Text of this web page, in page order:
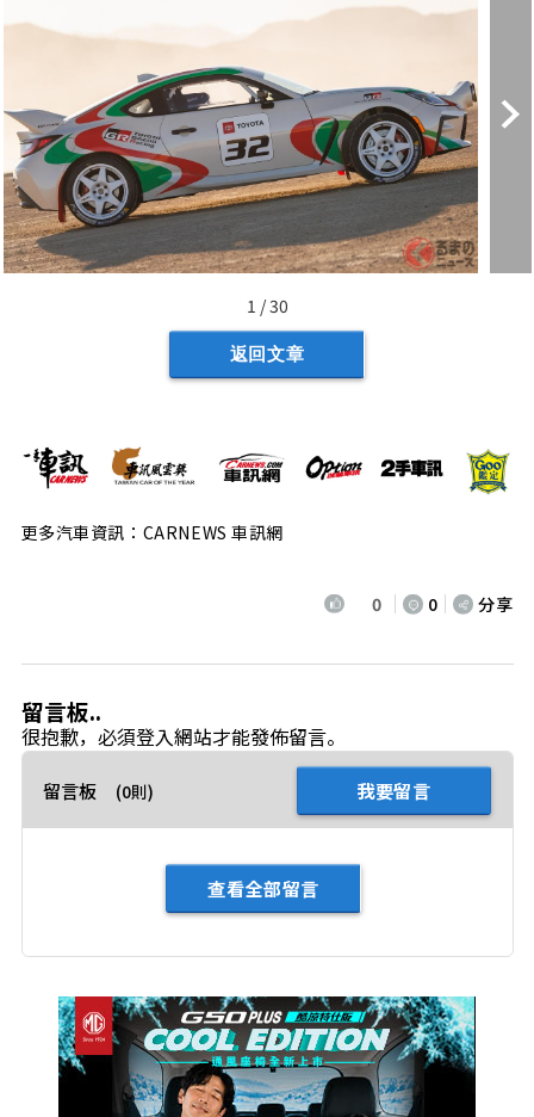
1 / 30
返回文章
更多汽車資訊：CARNEWS 車訊網
0 0 分享
留言板..
很抱歉，必須登入網站才能發佈留言。
留言板 (0則) 我要留言
查看全部留言